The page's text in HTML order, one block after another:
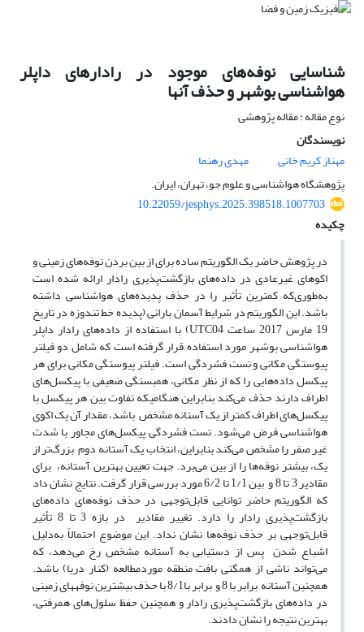
شناسایی نوفه‌های موجود در رادارهای داپلر
هواشناسی بوشهر و حذف آنها
نوع مقاله : مقاله پژوهشی
نویسندگان
مهناز کریم خانی
مهدی رهنما
پژوهشگاه هواشناسی و علوم جو، تهران، ایران.
10.22059/jesphys.2025.398518.1007703
چکیده
در پژوهش حاضر یک الگوریتم ساده برای از بین بردن نوفه‌های زمینی و
اکوهای غیرعادی در داده‌های بازگشت‌پذیری رادار ارائه شده است
به‌طوری‌که کمترین تأثیر را در حذف پدیده‌های هواشناسی داشته
باشد. این الگوریتم در شرایط آسمان بارانی (پدیده خط تندوزه در تاریخ
19 مارس 2017 ساعت UTC04) با استفاده از داده‌های رادار داپلر
هواشناسی بوشهر مورد استفاده قرار گرفته است که شامل دو فیلتر
پیوستگی مکانی و تست فشردگی است. فیلتر پیوستگی مکانی برای هر
پیکسل داده‌هایی را که از نظر مکانی، همبستگی ضعیفی با پیکسل‌های
اطراف دارند حذف می‌کند بنابراین هنگامیکه تفاوت بین هر پیکسل با
پیکسل‌های اطراف کمتر از یک آستانه مشخص باشد، مقدار آن یک اکوی
هواشناسی فرض می‌شود. تست فشردگی پیکسل‌های مجاور با شدت
غیر صفر را مشخص می‌کند بنابراین، انتخاب یک آستانه دوم بزرگ‌تر از
یک، بیشتر نوفه‌ها را از بین می‌برد. جهت تعیین بهترین آستانه، برای
مقادیر 3 تا 8 و بین 1/1 تا 6/2 مورد بررسی قرار گرفت. نتایج نشان داد
که الگوریتم حاضر توانایی قابل‌توجهی در حذف نوفه‌های داده‌های
بازگشت‌پذیری رادار را دارد. تغییر مقادیر در بازه 3 تا 8 تأثیر
قابل‌توجهی بر حذف نوفه‌ها نشان نداد. این موضوع احتمالاً به‌دلیل
اشباع شدن پس از دستیابی به آستانه مشخص رخ می‌دهد، که
می‌تواند ناشی از همگنی بافت منطقه موردمطالعه (کنار دریا) باشد.
همچنین آستانه برابر با 8 و برابر با8/1 با حذف بیشترین نوفه­های زمینی
در داده‌های بازگشت‌پذیری رادار و همچنین حفظ سلول‌های همرفتی،
بهترین نتیجه را نشان دادند.